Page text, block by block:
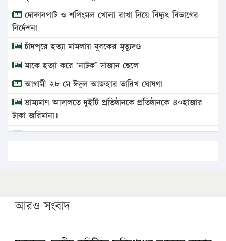
দোকানপাট ও শপিংমল খোলা রাখা নিয়ে বিদ্যুৎ বিভাগের
নির্দেশনা
চাঁদপুরে হত্যা মামলায় যুবকের মৃত্যুদণ্ড
মাকে হত্যা করে ‘নাটক’ সাজান ছেলে
আগামী ২৮ মে ঈদুল আজহার তারিখ ঘোষণা
ভ্রাম্যমাণ আদালতে দুইটি প্রতিষ্ঠানকে প্রতিষ্ঠানকে ৪০হাজার
টাকা জরিমানা।
এবার লঞ্চের ভাড়া বাড়ল
পিএইচডি করছেন কুয়েটের কৃতি…
সারা দেশে বজ্রাঘাতে ১৪ জনের প্রাণহানি
আরও সংবাদ